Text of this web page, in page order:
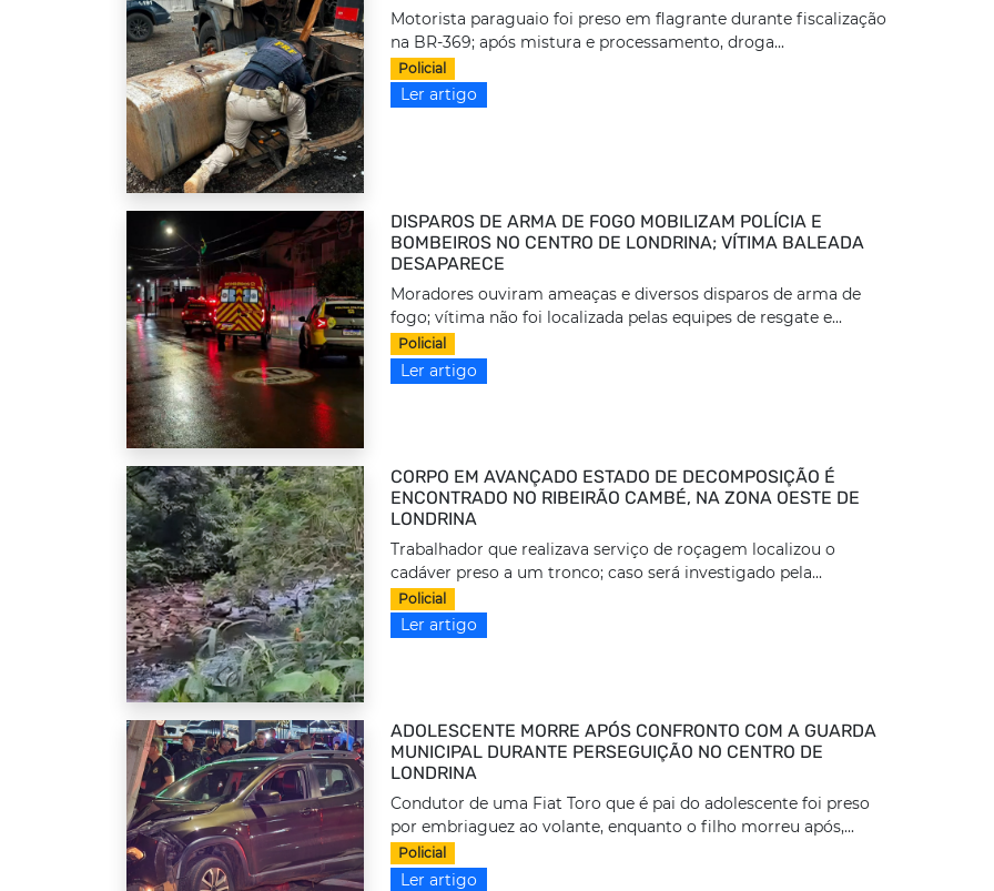
Motorista paraguaio foi preso em flagrante durante fiscalização
na BR-369; após mistura e processamento, droga...
Policial
Ler artigo
DISPAROS DE ARMA DE FOGO MOBILIZAM POLÍCIA E
BOMBEIROS NO CENTRO DE LONDRINA; VÍTIMA BALEADA
DESAPARECE
Moradores ouviram ameaças e diversos disparos de arma de
fogo; vítima não foi localizada pelas equipes de resgate e...
Policial
Ler artigo
CORPO EM AVANÇADO ESTADO DE DECOMPOSIÇÃO É
ENCONTRADO NO RIBEIRÃO CAMBÉ, NA ZONA OESTE DE
LONDRINA
Trabalhador que realizava serviço de roçagem localizou o
cadáver preso a um tronco; caso será investigado pela...
Policial
Ler artigo
ADOLESCENTE MORRE APÓS CONFRONTO COM A GUARDA
MUNICIPAL DURANTE PERSEGUIÇÃO NO CENTRO DE
LONDRINA
Condutor de uma Fiat Toro que é pai do adolescente foi preso
por embriaguez ao volante, enquanto o filho morreu após,...
Policial
Ler artigo